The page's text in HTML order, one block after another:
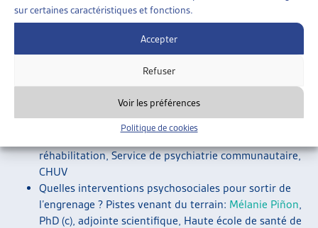
sur certaines caractéristiques et fonctions.
Accepter
Refuser
Voir les préférences
Politique de cookies
Santé mentale et précarité : le regard médical
Stéphane Morandi, médecin cadre, Service de
psychiatrie communautaire, CHUV et médecin
cantonal adjoint, Département de la santé et de
l’action sociale, Etat de Vaud
L’artothèque vu.ch : valorisation par la pratique
artistique de personnes en situation de précarité
atteintes dans leur santé psychique; Isabelle Cuche-
réhabilitation, Service de psychiatrie communautaire,
CHUV
Quelles interventions psychosociales pour sortir de
l’engrenage ? Pistes venant du terrain: Mélanie Piñon
PhD (c), adjointe scientifique, Haute école de santé de